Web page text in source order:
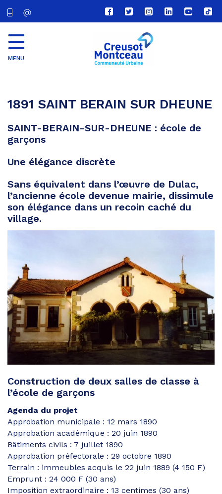
Lien
vers
compte
Facebook
Lien
vers
compte
Twitter
Lien
vers
le
compte
Lien
vers
Lien
vers
Lien
vers
MENU
1891 SAINT BERAIN SUR DHEUNE
SAINT-BERAIN-SUR-DHEUNE : école de
garçons
Une élégance discrète
Sans équivalent dans l’œuvre de Dulac,
l’ancienne école devenue mairie, dissimule
son élégance dans un recoin caché du
village.
Construction de deux salles de classe à
l’école de garçons
Agenda du projet
Approbation municipale : 12 mars 1890
Approbation académique : 20 juin 1890
Bâtiments civils : 7 juillet 1890
Approbation préfectorale : 29 octobre 1890
Terrain : immeubles acquis le 22 juin 1889 (4 150 F)
Emprunt : 24 000 F (30 ans)
Imposition extraordinaire : 13 centimes (30 ans)